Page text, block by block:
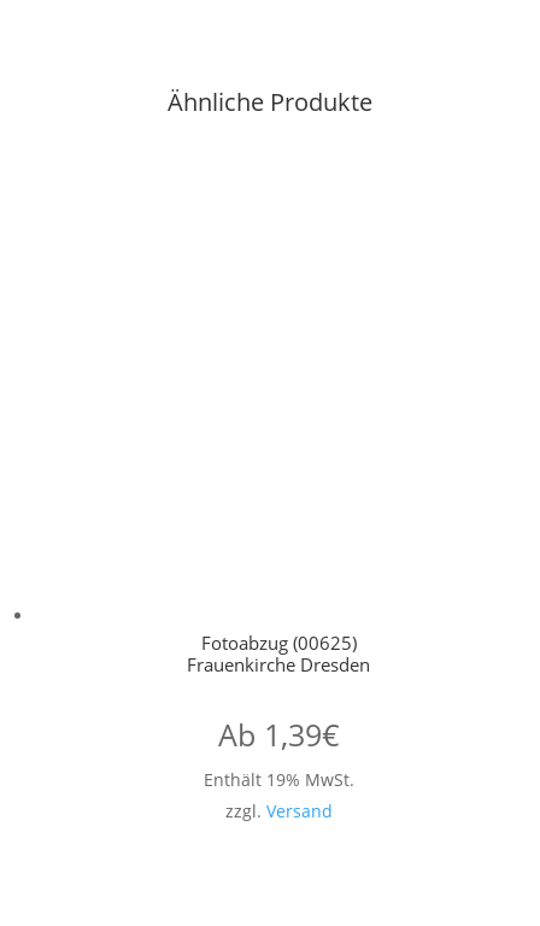
Ähnliche Produkte
Fotoabzug (00625)
Frauenkirche Dresden
Ab 1,39€
Enthält 19% MwSt.
zzgl. Versand